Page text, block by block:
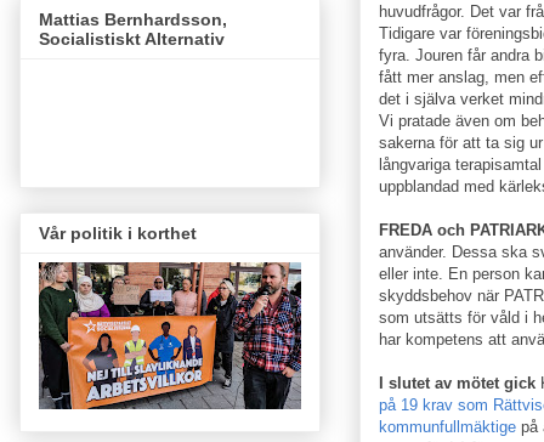
huvudfrågor. Det var
Tidigare var
fyra. Jouren får andra
fått mer anslag, men
det i själva verket
Vi pratade även om
sakerna för att ta sig
långvariga
uppblandad med
FREDA och
använder. Dessa ska
eller inte. En person
skyddsbehov när
som utsätts för våld i
har kompetens att
I slutet av mötet gick
på 19 krav som
kommunfullmäktige på
Mattias Bernhardsson,
Socialistiskt Alternativ
Vår politik i korthet